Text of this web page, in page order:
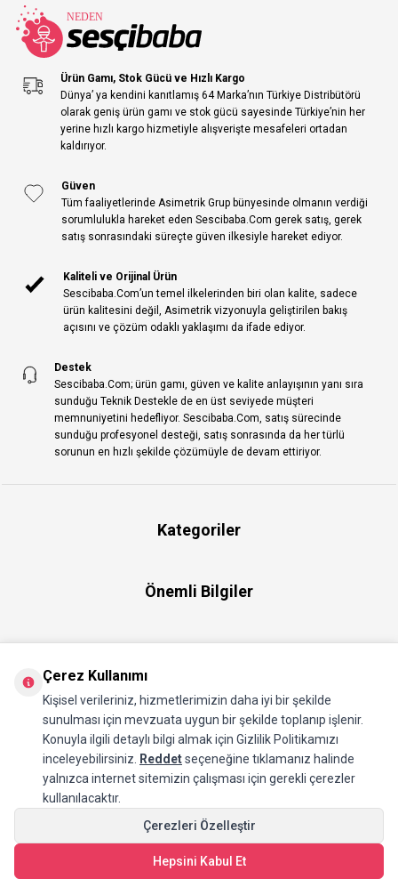
SEPETE EKLE
Ürün Gamı, Stok Gücü ve Hızlı Kargo
Dünya’ ya kendini kanıtlamış 64 Marka’nın Türkiye Distribütörü
olarak geniş ürün gamı ve stok gücü sayesinde Türkiye’nin her
yerine hızlı kargo hizmetiyle alışverişte mesafeleri ortadan
kaldırıyor.
Güven
Tüm faaliyetlerinde Asimetrik Grup bünyesinde olmanın verdiği
sorumlulukla hareket eden Sescibaba.Com gerek satış, gerek
satış sonrasındaki süreçte güven ilkesiyle hareket ediyor.
Kaliteli ve Orijinal Ürün
Sescibaba.Com’un temel ilkelerinden biri olan kalite, sadece
ürün kalitesini değil, Asimetrik vizyonuyla geliştirilen bakış
açısını ve çözüm odaklı yaklaşımı da ifade ediyor.
Destek
Sescibaba.Com; ürün gamı, güven ve kalite anlayışının yanı sıra
sunduğu Teknik Destekle de en üst seviyede müşteri
memnuniyetini hedefliyor. Sescibaba.Com, satış sürecinde
sunduğu profesyonel desteği, satış sonrasında da her türlü
sorunun en hızlı şekilde çözümüyle de devam ettiriyor.
Kategoriler
Önemli Bilgiler
Üye
Hakkımızda
Çerez Kullanımı
Kişisel verileriniz, hizmetlerimizin daha iyi bir şekilde
sunulması için mevzuata uygun bir şekilde toplanıp işlenir.
Konuyla ilgili detaylı bilgi almak için Gizlilik Politikamızı
inceleyebilirsiniz.
Reddetseçeneğine tıklamanız halinde
yalnızca internet sitemizin çalışması için gerekli çerezler
kullanılacaktır.
Çerezleri Özelleştir
Hepsini Kabul Et